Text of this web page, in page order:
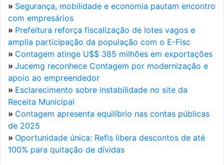
» Segurança, mobilidade e economia pautam encontro
com empresários
» Prefeitura reforça fiscalização de lotes vagos e
amplia participação da população com o E-Fisc
» Contagem atinge U$$ 385 milhões em exportações
» Jucemg reconhece Contagem por modernização e
apoio ao empreendedor
» Esclarecimento sobre instabilidade no site da
Receita Municipal
» Contagem apresenta equilíbrio nas contas públicas
de 2025
» Oportunidade única: Refis libera descontos de até
100% para quitação de dívidas